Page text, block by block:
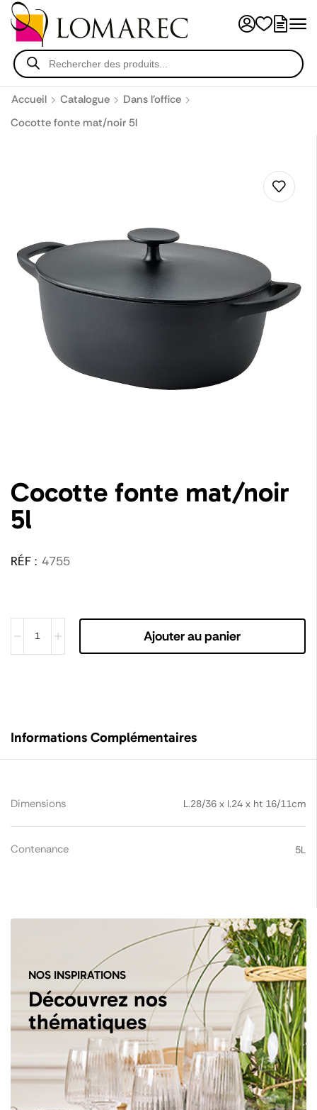
Accueil Catalogue
Dans l'office
Cocotte fonte mat/noir 5l
Cocotte fonte mat/noir
5l
RÉF : 4755
Ajouter au panier
Informations Complémentaires
Dimensions L.28/36 x l.24 x ht 16/11cm
Contenance 5L
NOS INSPIRATIONS
Découvrez nos
thématiques